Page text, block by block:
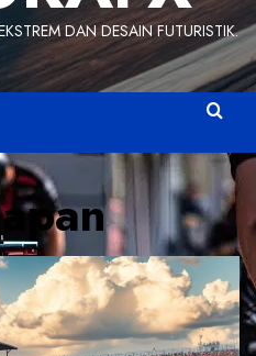
DAN DESAIN FUTURISTIK.